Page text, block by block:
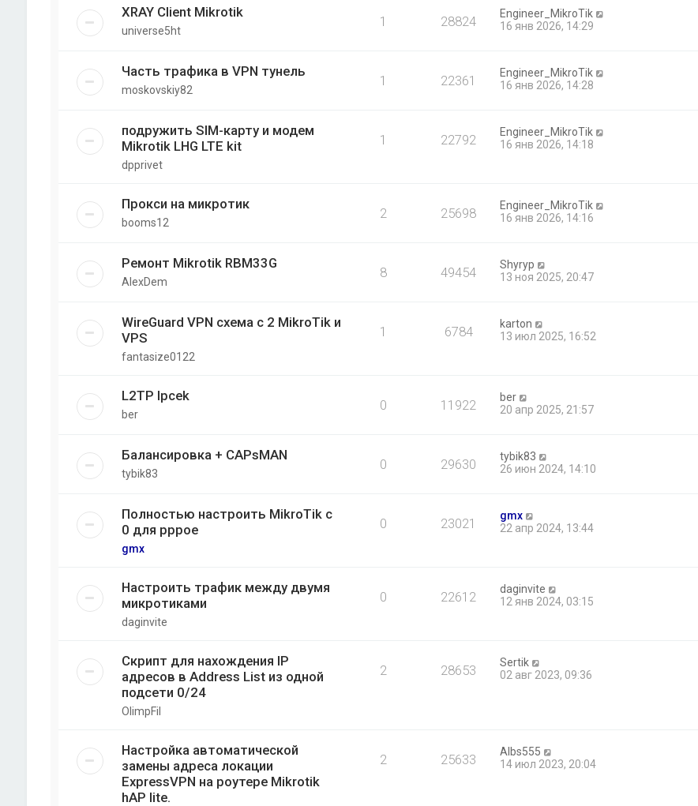
XRAY Client Mikrotik
universe5ht
1 28824
Engineer_MikroTik
16 янв 2026, 14:29
Часть трафика в VPN тунель
moskovskiy82
1 22361
Engineer_MikroTik
16 янв 2026, 14:28
подружить SIM-карту и модем
Mikrotik LHG LTE kit
dpprivet
1 22792
Engineer_MikroTik
16 янв 2026, 14:18
Прокси на микротик
booms12
2 25698
Engineer_MikroTik
16 янв 2026, 14:16
Ремонт Mikrotik RBM33G
AlexDem
8 49454
Shyryp
13 ноя 2025, 20:47
WireGuard VPN схема с 2 MikroTik и
VPS
fantasize0122
1 6784
karton
13 июл 2025, 16:52
L2TP Ipcek
ber
0 11922
ber
20 апр 2025, 21:57
Балансировка + CAPsMAN
tybik83
0 29630
tybik83
26 июн 2024, 14:10
Полностью настроить MikroTik с
0 для pppoe
gmx
0 23021
gmx
22 апр 2024, 13:44
Настроить трафик между двумя
микротиками
daginvite
0 22612
daginvite
12 янв 2024, 03:15
Скрипт для нахождения IP
адресов в Address List из одной
подсети 0/24
OlimpFil
2 28653
Sertik
02 авг 2023, 09:36
Настройка автоматической
замены адреса локации
ExpressVPN на роутере Mikrotik
hAP lite.
2 25633
Albs555
14 июл 2023, 20:04